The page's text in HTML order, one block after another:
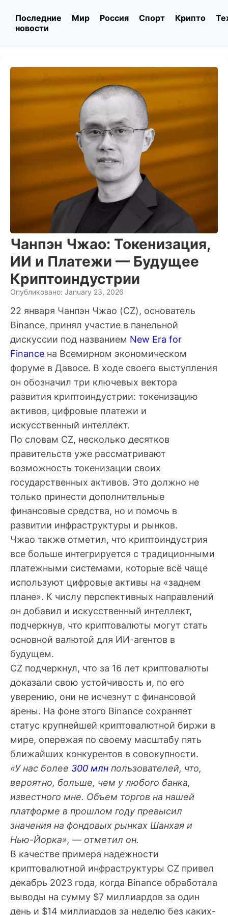
Последние
новости
Мир Россия Спорт Крипто
Чанпэн Чжао: Токенизация,
ИИ и Платежи — Будущее
Криптоиндустрии
Опубликовано: January 23, 2026
22 января Чанпэн Чжао (CZ), основатель
Binance, принял участие в панельной
дискуссии под названием New Era for
Finance на Всемирном экономическом
форуме в Давосе. В ходе своего выступления
он обозначил три ключевых вектора
развития криптоиндустрии: токенизацию
активов, цифровые платежи и
искусственный интеллект.
По словам CZ, несколько десятков
правительств уже рассматривают
возможность токенизации своих
государственных активов. Это должно не
только принести дополнительные
финансовые средства, но и помочь в
развитии инфраструктуры и рынков.
Чжао также отметил, что криптоиндустрия
все больше интегрируется с традиционными
платежными системами, которые всё чаще
используют цифровые активы на «заднем
плане». К числу перспективных направлений
он добавил и искусственный интеллект,
подчеркнув, что криптовалюты могут стать
основной валютой для ИИ-агентов в
будущем.
CZ подчеркнул, что за 16 лет криптовалюты
доказали свою устойчивость и, по его
уверению, они не исчезнут с финансовой
арены. На фоне этого Binance сохраняет
статус крупнейшей криптовалютной биржи в
мире, опережая по своему масштабу пять
ближайших конкурентов в совокупности.
«У нас более 300 млн пользователей, что,
вероятно, больше, чем у любого банка,
известного мне. Объем торгов на нашей
платформе в прошлом году превысил
значения на фондовых рынках Шанхая и
Нью-Йорка», — отметил он.
В качестве примера надежности
криптовалютной инфраструктуры CZ привел
декабрь 2023 года, когда Binance обработала
выводы на сумму $7 миллиардов за один
день и $14 миллиардов за неделю без каких-